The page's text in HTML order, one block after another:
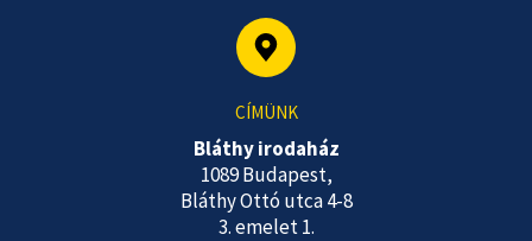
CÍMÜNK
Bláthy irodaház
1089 Budapest,
Bláthy Ottó utca 4-8
3. emelet 1.